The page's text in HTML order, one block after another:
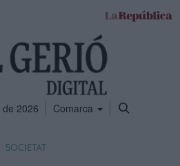
2026 Comarca
SOCIETAT